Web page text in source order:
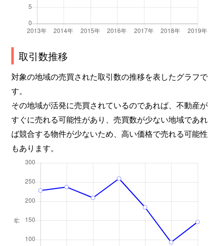
取引数推移
対象の地域の売買された取引数の推移を表したグラフで
す。
その地域が活発に売買されているのであれば、不動産が
すぐに売れる可能性があり、売買数が少ない地域であれ
ば競合する物件が少ないため、高い価格で売れる可能性
もあります。